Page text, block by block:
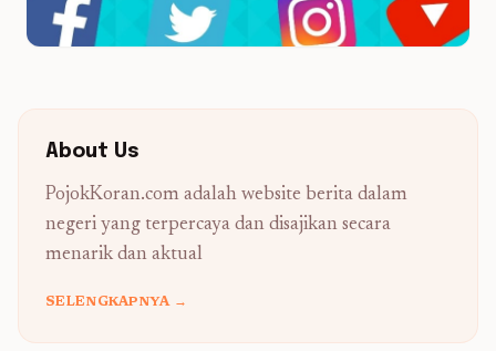
About Us
PojokKoran.com adalah website berita dalam
negeri yang terpercaya dan disajikan secara
menarik dan aktual
SELENGKAPNYA →